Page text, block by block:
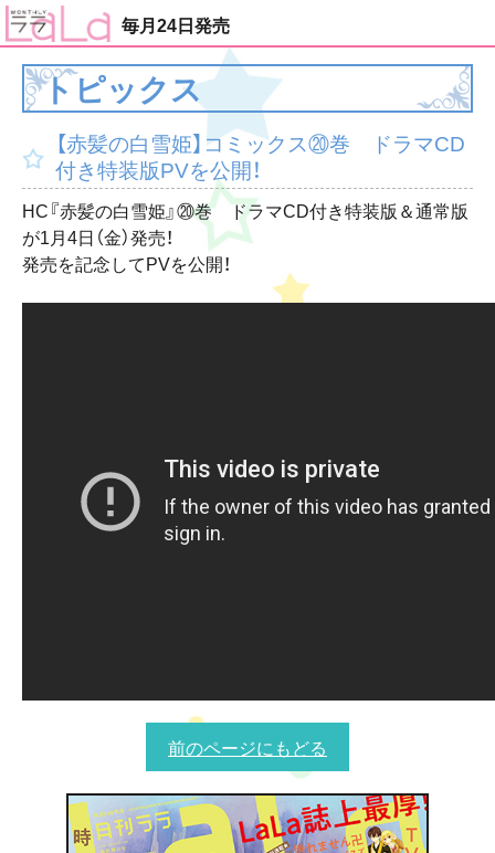
毎月24日発売
トピックス
【赤髪の白雪姫】コミックス⑳巻 ドラマCD
付き特装版PVを公開！
HC『赤髪の白雪姫』⑳巻 ドラマCD付き特装版＆通常版
が1月4日（金）発売！
発売を記念してPVを公開！
前のページにもどる